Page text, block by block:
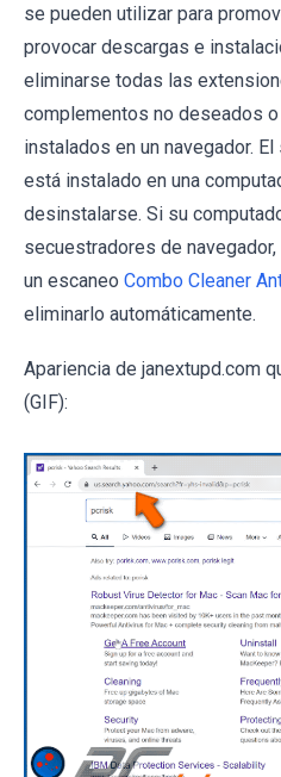
se pueden utilizar para
provocar descargas e
eliminarse todas las
complementos no deseados
instalados en un navegador.
está instalado en una
desinstalarse. Si su
secuestradores de
un escaneo Combo Cleaner
eliminarlo automáticamente.
Apariencia de janextupd.com
(GIF):